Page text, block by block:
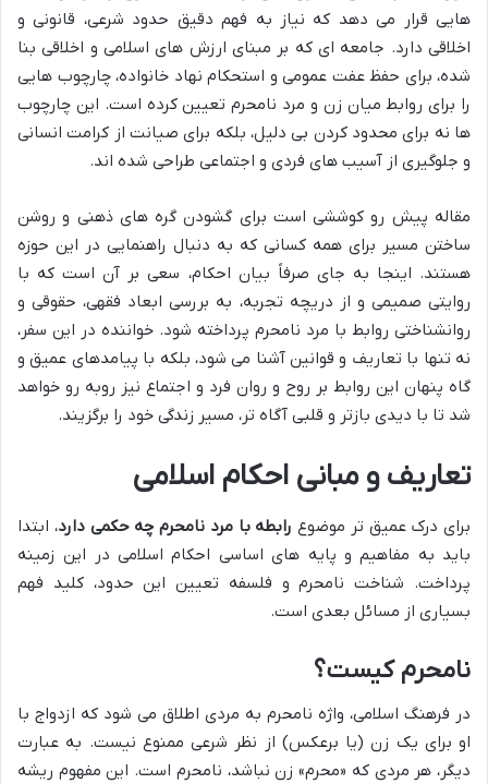
هایی قرار می دهد که نیاز به فهم دقیق حدود شرعی، قانونی و
اخلاقی دارد. جامعه ای که بر مبنای ارزش های اسلامی و اخلاقی بنا
شده، برای حفظ عفت عمومی و استحکام نهاد خانواده، چارچوب هایی
را برای روابط میان زن و مرد نامحرم تعیین کرده است. این چارچوب
ها نه برای محدود کردن بی دلیل، بلکه برای صیانت از کرامت انسانی
و جلوگیری از آسیب های فردی و اجتماعی طراحی شده اند.
مقاله پیش رو کوششی است برای گشودن گره های ذهنی و روشن
ساختن مسیر برای همه کسانی که به دنبال راهنمایی در این حوزه
هستند. اینجا به جای صرفاً بیان احکام، سعی بر آن است که با
روایتی صمیمی و از دریچه تجربه، به بررسی ابعاد فقهی، حقوقی و
روانشناختی روابط با مرد نامحرم پرداخته شود. خواننده در این سفر،
نه تنها با تعاریف و قوانین آشنا می شود، بلکه با پیامدهای عمیق و
گاه پنهان این روابط بر روح و روان فرد و اجتماع نیز روبه رو خواهد
شد تا با دیدی بازتر و قلبی آگاه تر، مسیر زندگی خود را برگزیند.
تعاریف و مبانی احکام اسلامی
برای درک عمیق تر موضوع رابطه با مرد نامحرم چه حکمی دارد، ابتدا
باید به مفاهیم و پایه های اساسی احکام اسلامی در این زمینه
پرداخت. شناخت نامحرم و فلسفه تعیین این حدود، کلید فهم
بسیاری از مسائل بعدی است.
نامحرم کیست؟
در فرهنگ اسلامی، واژه نامحرم به مردی اطلاق می شود که ازدواج با
او برای یک زن (یا برعکس) از نظر شرعی ممنوع نیست. به عبارت
دیگر، هر مردی که «محرم» زن نباشد، نامحرم است. این مفهوم ریشه